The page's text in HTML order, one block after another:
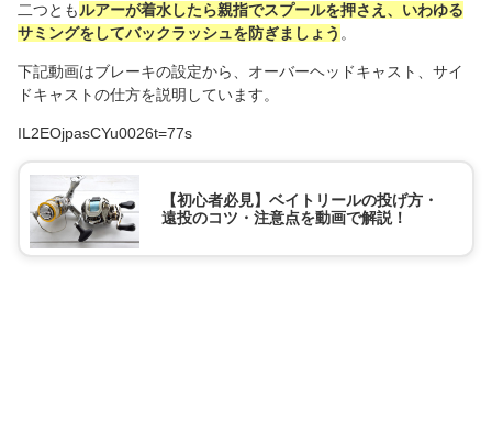
二つともルアーが着水したら親指でスプールを押さえ、いわゆる
サミングをしてバックラッシュを防ぎましょう 。
下記動画はブレーキの設定から、オーバーヘッドキャスト、サイ
ドキャストの仕方を説明しています。
IL2EOjpasCYu0026t=77s
【初心者必見】ベイトリールの投げ方・
遠投のコツ・注意点を動画で解説！